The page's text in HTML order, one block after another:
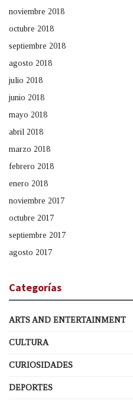
noviembre 2018
octubre 2018
septiembre 2018
agosto 2018
julio 2018
junio 2018
mayo 2018
abril 2018
marzo 2018
febrero 2018
enero 2018
noviembre 2017
octubre 2017
septiembre 2017
agosto 2017
Categorías
ARTS AND ENTERTAINMENT
CULTURA
CURIOSIDADES
DEPORTES